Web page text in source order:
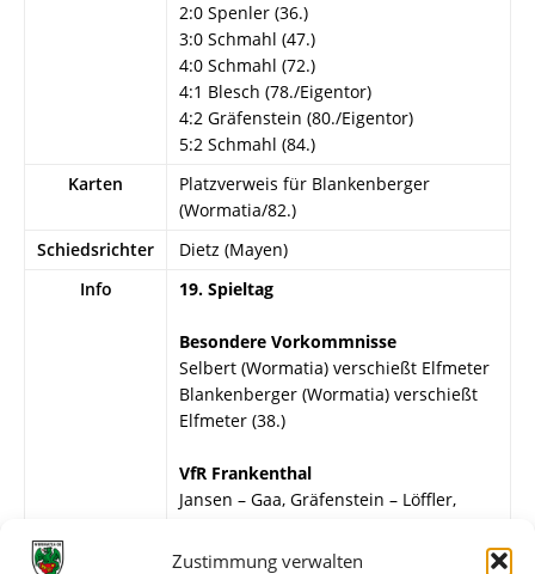
Zustimmung verwalten
2:0 Spenler (36.)
3:0 Schmahl (47.)
4:0 Schmahl (72.)
4:1 Blesch (78./Eigentor)
4:2 Gräfenstein (80./Eigentor)
5:2 Schmahl (84.)
Karten
Platzverweis für Blankenberger
(Wormatia/82.)
Schiedsrichter
Dietz (Mayen)
Info
19. Spieltag
Besondere Vorkommnisse
Selbert (Wormatia) verschießt Elfmeter
Blankenberger (Wormatia) verschießt
Elfmeter (38.)
VfR Frankenthal
Jansen – Gaa, Gräfenstein – Löffler,
Schmahl, Islinger, Spölgen.